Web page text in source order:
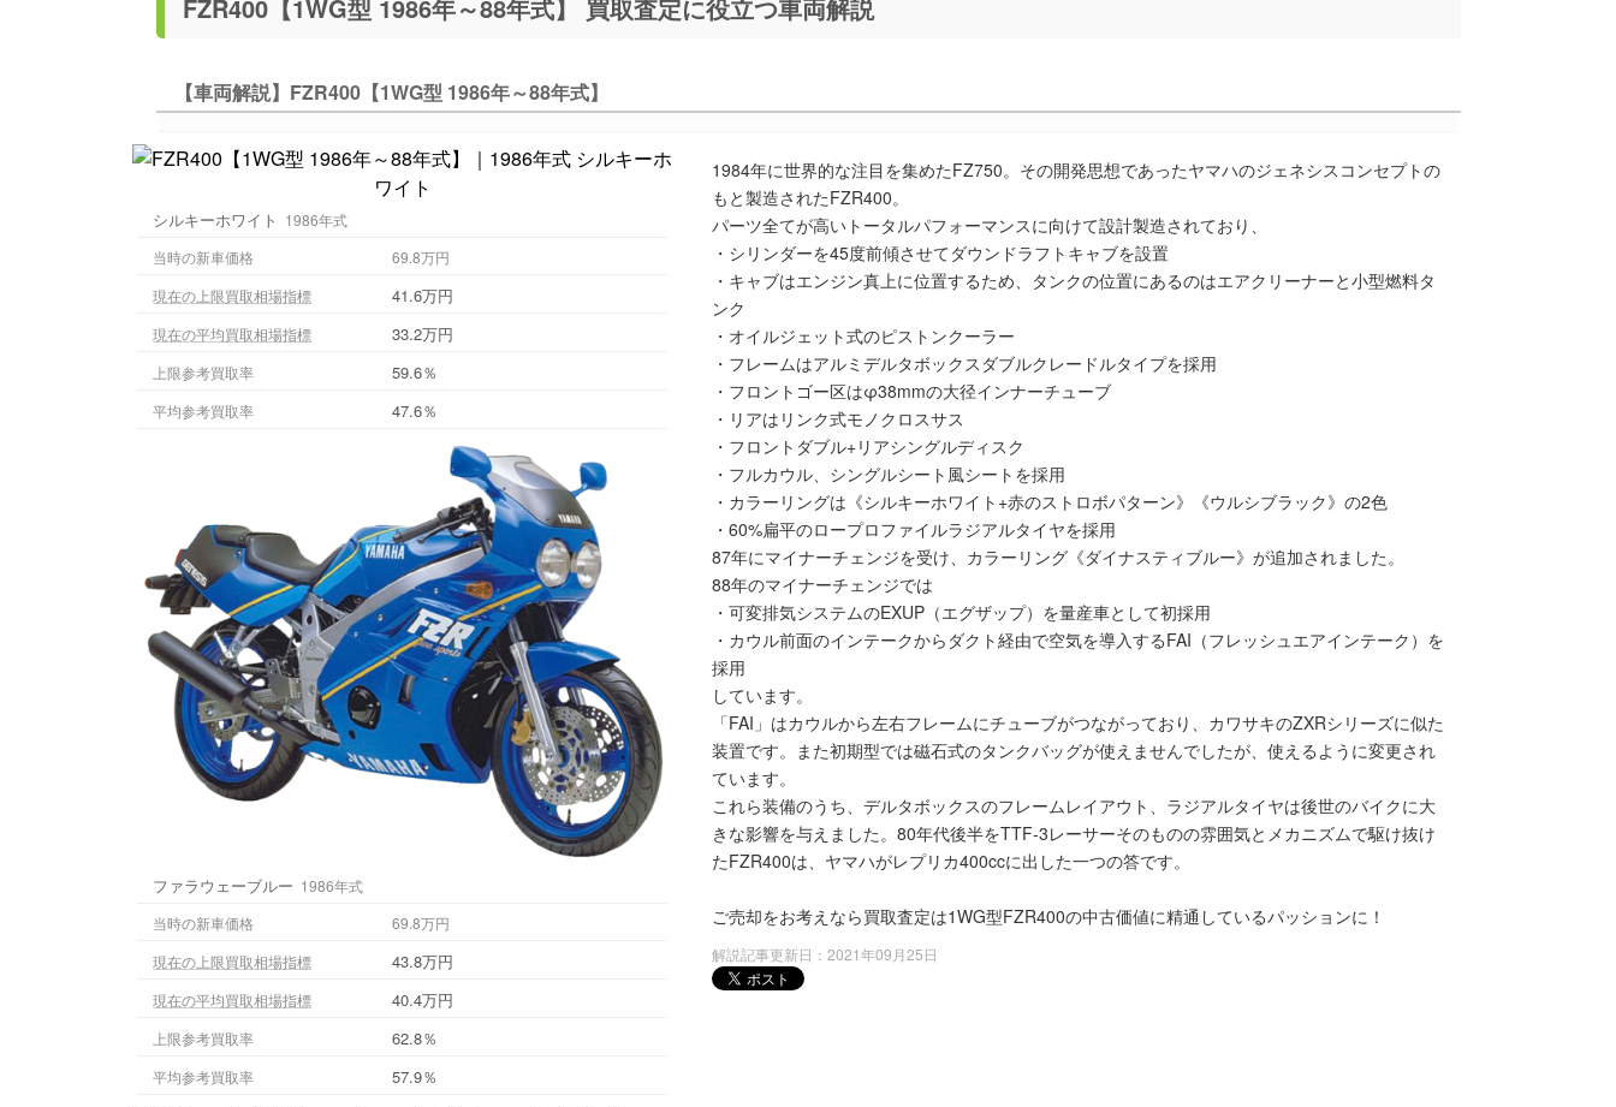
FZR400【1WG型 1986年～88年式】 買取査定に役立つ車両解説
【車両解説】FZR400【1WG型 1986年～88年式】
シルキーホワイト 1986年式
当時の新車価格
69.8万円
現在の上限買取相場指標
41.6万円
現在の平均買取相場指標 33.2万円
上限参考買取率 59.6％
平均参考買取率 47.6％
ファラウェーブルー 1986年式
当時の新車価格
69.8万円
現在の上限買取相場指標
43.8万円
現在の平均買取相場指標 40.4万円
上限参考買取率 62.8％
平均参考買取率 57.9％
1984年に世界的な注目を集めたFZ750。その開発思想であったヤマハのジェネシスコンセプトの
もと製造されたFZR400。
パーツ全てが高いトータルパフォーマンスに向けて設計製造されており、
・シリンダーを45度前傾させてダウンドラフトキャブを設置
・キャブはエンジン真上に位置するため、タンクの位置にあるのはエアクリーナーと小型燃料タ
ンク
・オイルジェット式のピストンクーラー
・フレームはアルミデルタボックスダブルクレードルタイプを採用
・フロントゴー区はφ38mmの大径インナーチューブ
・リアはリンク式モノクロスサス
・フロントダブル+リアシングルディスク
・フルカウル、シングルシート風シートを採用
・カラーリングは《シルキーホワイト+赤のストロボパターン》《ウルシブラック》の2色
・60%扁平のロープロファイルラジアルタイヤを採用
87年にマイナーチェンジを受け、カラーリング《ダイナスティブルー》が追加されました。
88年のマイナーチェンジでは
・可変排気システムのEXUP（エグザップ）を量産車として初採用
・カウル前面のインテークからダクト経由で空気を導入するFAI（フレッシュエアインテーク）を
採用
しています。
「FAI」はカウルから左右フレームにチューブがつながっており、カワサキのZXRシリーズに似た
装置です。また初期型では磁石式のタンクバッグが使えませんでしたが、使えるように変更され
ています。
これら装備のうち、デルタボックスのフレームレイアウト、ラジアルタイヤは後世のバイクに大
きな影響を与えました。80年代後半をTTF-3レーサーそのものの雰囲気とメカニズムで駆け抜け
たFZR400は、ヤマハがレプリカ400ccに出した一つの答です。
ご売却をお考えなら買取査定は1WG型FZR400の中古価値に精通しているパッションに！
解説記事更新日：2021年09月25日